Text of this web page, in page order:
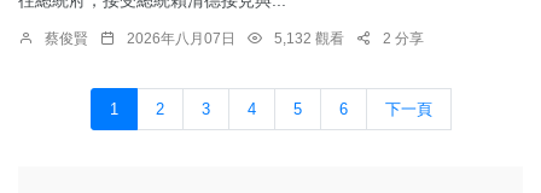
蔡俊賢 2026年八月07日 5,132 觀看 2 分享
1 2 3 4 5 6 下一頁